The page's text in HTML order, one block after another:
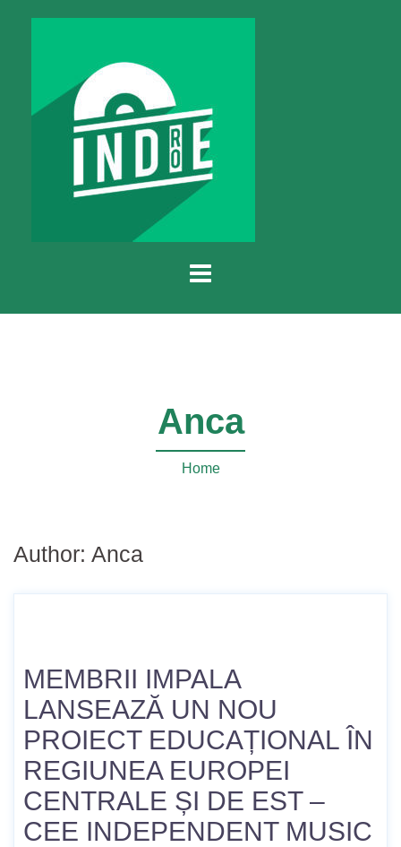
Anca
Home
Author: Anca
MEMBRII IMPALA
LANSEAZĂ UN NOU
PROIECT EDUCAȚIONAL ÎN
REGIUNEA EUROPEI
CENTRALE ȘI DE EST –
CEE INDEPENDENT MUSIC